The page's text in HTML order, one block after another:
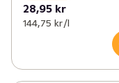
28,95 kr
144,75 kr /l